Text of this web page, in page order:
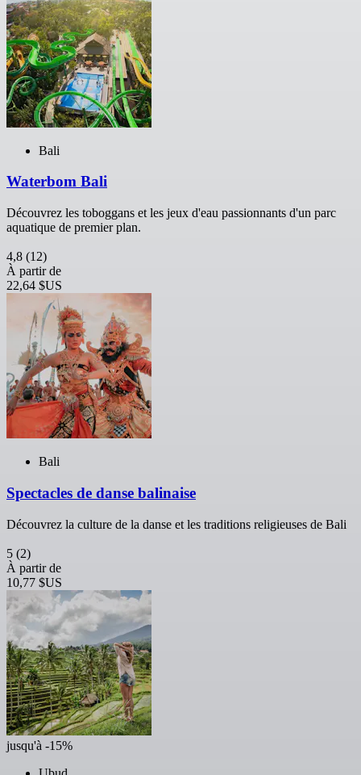
Bali
Waterbom Bali
Découvrez les toboggans et les jeux d'eau passionnants d'un parc
aquatique de premier plan.
4,8 (12)
À partir de
22,64 $US
Bali
Spectacles de danse balinaise
Découvrez la culture de la danse et les traditions religieuses de Bali
5 (2)
À partir de
10,77 $US
jusqu'à -15%